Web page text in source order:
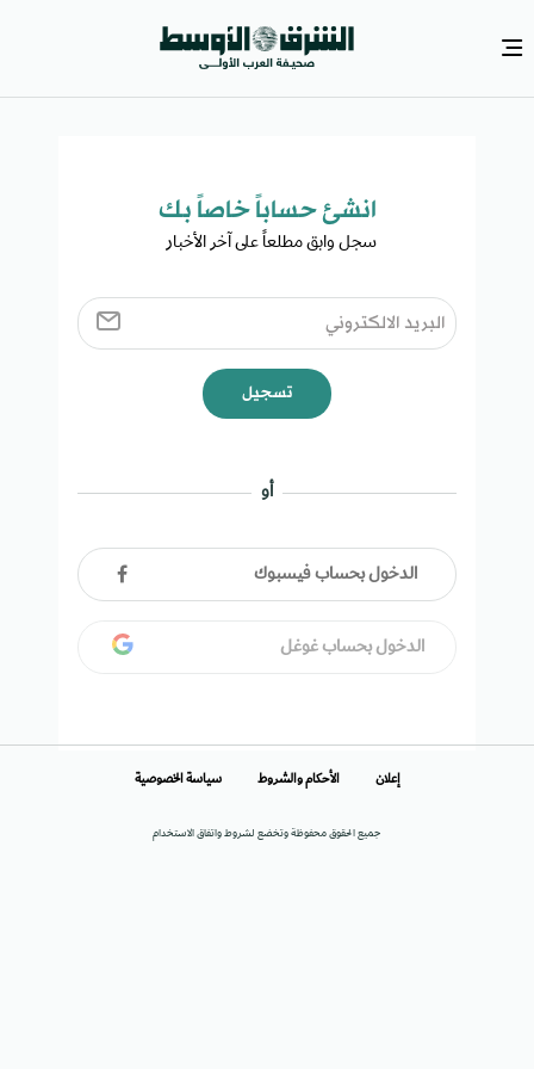
انشئ حساباً خاصاً بك​
سجل وابق مطلعاً على آخر الأخبار ​
تسجيل
أو
الدخول بحساب فيسبوك
الدخول بحساب غوغل
جميع الحقوق محفوظة وتخضع لشروط واتفاق الاستخدام
إعلان الأحكام والشروط سياسة الخصوصية